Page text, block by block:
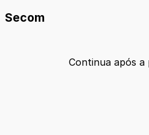
Secom
Continua após a